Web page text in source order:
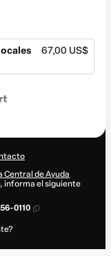
67,00 US$
Central de Ayuda
informa el siguiente
0110